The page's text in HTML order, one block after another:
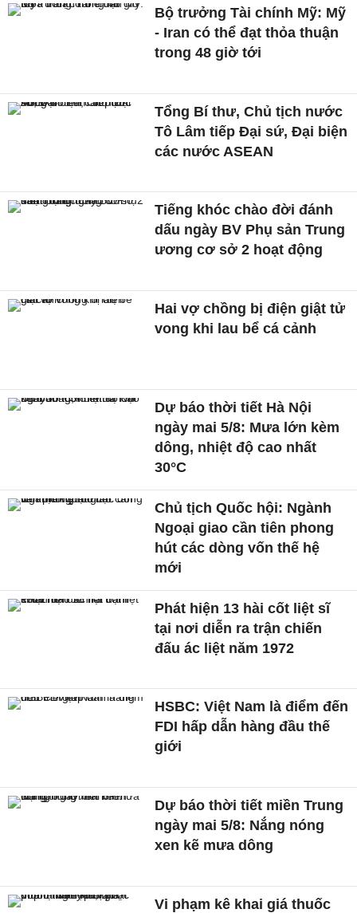
Bộ trưởng Tài chính Mỹ: Mỹ
- Iran có thể đạt thỏa thuận
trong 48 giờ tới
Tổng Bí thư, Chủ tịch nước
Tô Lâm tiếp Đại sứ, Đại biện
các nước ASEAN
Tiếng khóc chào đời đánh
dấu ngày BV Phụ sản Trung
ương cơ sở 2 hoạt động
Hai vợ chồng bị điện giật tử
vong khi lau bể cá cảnh
Dự báo thời tiết Hà Nội
ngày mai 5/8: Mưa lớn kèm
dông, nhiệt độ cao nhất
30°C
Chủ tịch Quốc hội: Ngành
Ngoại giao cần tiên phong
hút các dòng vốn thế hệ
mới
Phát hiện 13 hài cốt liệt sĩ
tại nơi diễn ra trận chiến
đấu ác liệt năm 1972
HSBC: Việt Nam là điểm đến
FDI hấp dẫn hàng đầu thế
giới
Dự báo thời tiết miền Trung
ngày mai 5/8: Nắng nóng
xen kẽ mưa dông
Vi phạm kê khai giá thuốc